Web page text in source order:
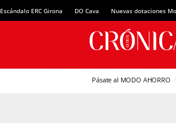
Escándalo ERC Girona DO Cava Nuevas dotaciones
Pásate al MODO AHORRO